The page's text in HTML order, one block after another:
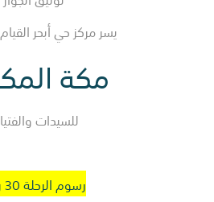
يسر مركز حي أبحر
مكة
للسيدات
رسوم الرحلة 30 ريال